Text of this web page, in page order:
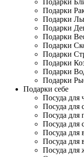
Подарки
Подарки
Подарки
Подарки
Подарки
Подарки
Подарки
Подарки
Подарки
Подарки
Подарки себе
Посуда для
Посуда для
Посуда для
Посуда для
Посуда для
Посуда для
Посуда для